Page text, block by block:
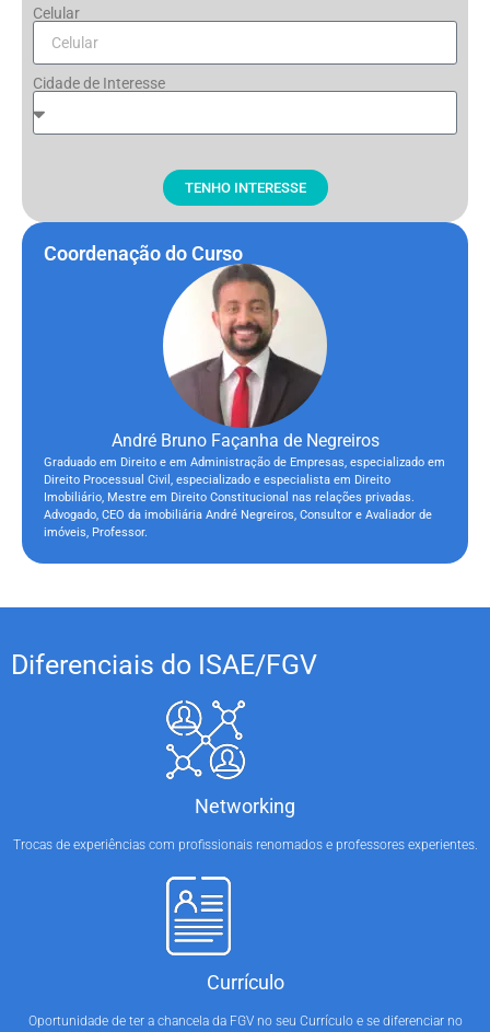
Celular
Cidade de Interesse
TENHO INTERESSE
Coordenação do Curso
André Bruno Façanha de Negreiros
Graduado em Direito e em Administração de Empresas, especializado em
Direito Processual Civil, especializado e especialista em Direito
Imobiliário, Mestre em Direito Constitucional nas relações privadas.
Advogado, CEO da imobiliária André Negreiros, Consultor e Avaliador de
imóveis, Professor.
Diferenciais do ISAE/FGV
Networking
Trocas de experiências com profissionais renomados e professores experientes.
Currículo
Oportunidade de ter a chancela da FGV no seu Currículo e se diferenciar no